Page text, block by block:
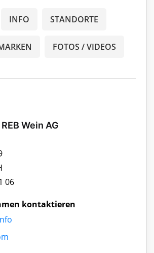
INFO STANDORTE
FOTOS / VIDEOS
Wein AG
06
kontaktieren